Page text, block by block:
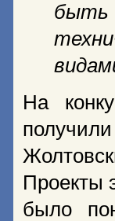
быть
На
Проекты
было